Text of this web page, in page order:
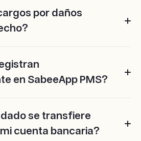
de SabeeApp, por ejemplo, en el
por daños
deben autenticar las tarifas
en línea. Recomendamos
en SabeeApp PMS?
los informes financieros. Las
comerciales se pueden
se transfiere
cuenta bancaria?